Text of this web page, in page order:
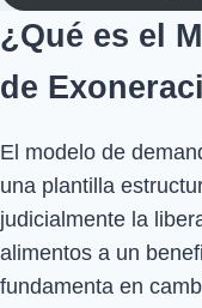
¿Qué es el
de
El modelo de
una plantilla
judicialmente la
alimentos a un
fundamenta en